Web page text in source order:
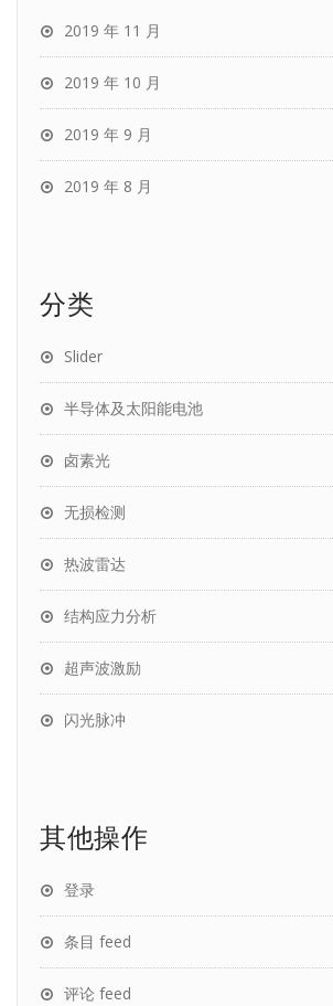
2019 年 11 月
2019 年 10 月
2019 年 9 月
2019 年 8 月
分类
Slider
半导体及太阳能电池
卤素光
无损检测
热波雷达
结构应力分析
超声波激励
闪光脉冲
其他操作
登录
条目 feed
评论 feed